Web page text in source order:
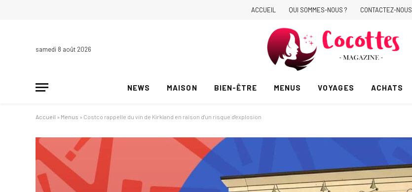
ACCUEIL QUI SOMMES-NOUS ? CONTACTEZ-NOUS
samedi 8 août 2026
NEWS MAISON BIEN-ÊTRE MENUS VOYAGES ACHATS
Accueil » Menus » Costco rappelle du vin de Kirkland en raison d'un risque d'explosion